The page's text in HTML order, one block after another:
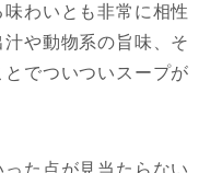
わいとも非常に相性
や動物系の旨味、そ
でついついスープが
た点が見当たらない